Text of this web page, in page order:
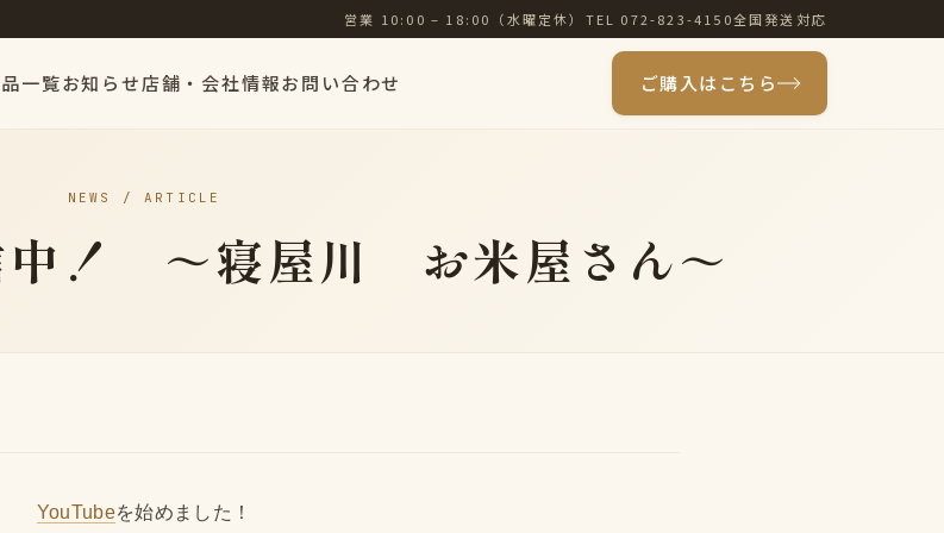
営業 10:00 – 18:00（水曜定休） TEL 072-823-4150全国発送対応
一覧お知らせ店舗・会社情報お問い合わせ ご購入はこちら
NEWS / ARTICLE
！ ～寝屋川 お米屋さん～
YouTubeを始めました！